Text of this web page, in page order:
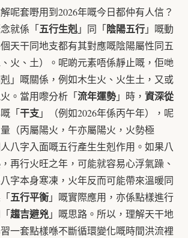
呢套嘢用到2026年嘅今日都仲有人信？
就係「五行生剋」同「陰陽五行」嘅動
天干同地支都有其對應嘅陰陽屬性同五
火、土）。呢啲元素唔係靜止嘅，佢哋
」嘅關係，例如木生火、火生土，又或
。當用嚟分析「流年運勢」時， 資深從
「干支」（例如2026年係丙午年），呢
（丙屬陽火，午亦屬陽火，火勢極
八字入面嘅五行產生生剋作用。如果八
再行火旺之年，可能就容易心浮氣躁、
字本身寒凍，火年反而可能帶來溫暖同
五行平衡」嘅實際應用，亦係點樣進行
趨吉避兇」嘅思路。所以，理解天干地
一套點樣喺不斷循環變化嘅時間洪流裡